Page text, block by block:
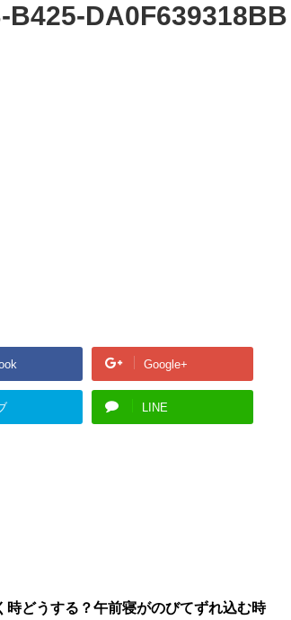
DA0F639318BB
Google+
LINE
時どうする？午前寝がのびてずれ込む時